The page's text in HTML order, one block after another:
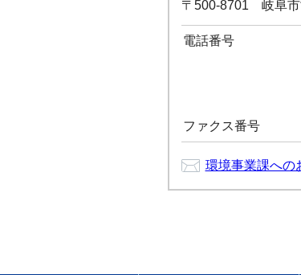
〒500-8701 岐阜
電話番号
ファクス番号
環境事業課への